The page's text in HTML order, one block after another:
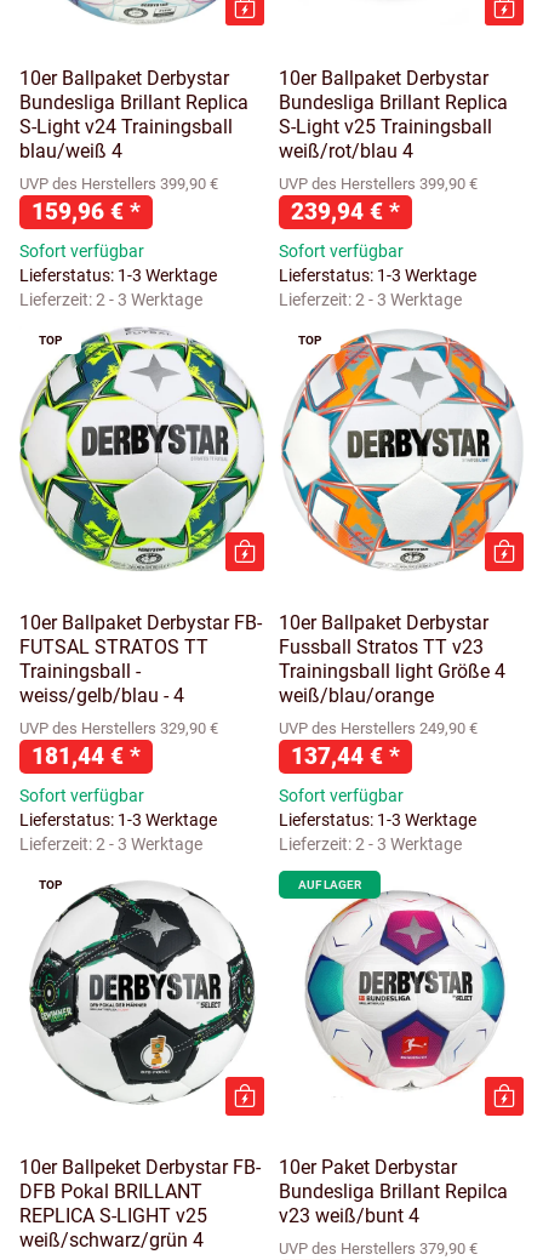
10er Ballpaket Derbystar
Bundesliga Brillant Replica
S-Light v24 Trainingsball
blau/weiß 4
UVP des Herstellers 399,90 €
159,96 € *
Sofort verfügbar
Lieferstatus: 1-3 Werktage
Lieferzeit:2 - 3 Werktage
10er Ballpaket Derbystar
Bundesliga Brillant Replica
S-Light v25 Trainingsball
weiß/rot/blau 4
UVP des Herstellers 399,90 €
239,94 € *
Sofort verfügbar
Lieferstatus: 1-3 Werktage
Lieferzeit:2 - 3 Werktage
TOP
10er Ballpaket Derbystar FB-
FUTSAL STRATOS TT
Trainingsball -
weiss/gelb/blau - 4
UVP des Herstellers 329,90 €
181,44 € *
Sofort verfügbar
Lieferstatus: 1-3 Werktage
Lieferzeit:2 - 3 Werktage
TOP
10er Ballpaket Derbystar
Fussball Stratos TT v23
Trainingsball light Größe 4
weiß/blau/orange
UVP des Herstellers 249,90 €
137,44 € *
Sofort verfügbar
Lieferstatus: 1-3 Werktage
Lieferzeit:2 - 3 Werktage
TOP
10er Ballpeket Derbystar FB-
DFB Pokal BRILLANT
REPLICA S-LIGHT v25
weiß/schwarz/grün 4
AUF LAGER
10er Paket Derbystar
Bundesliga Brillant Repilca
v23 weiß/bunt 4
UVP des Herstellers 379,90 €